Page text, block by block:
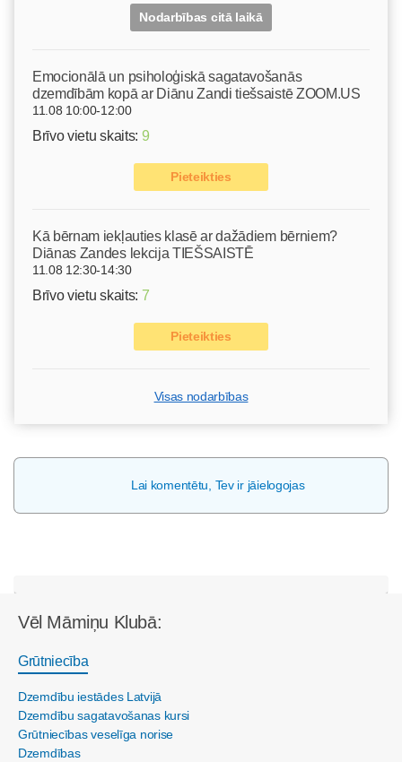
Nodarbības citā laikā
Emocionālā un psiholoģiskā sagatavošanās
dzemdībām kopā ar Diānu Zandi tiešsaistē ZOOM.US
11.08 10:00-12:00
Brīvo vietu skaits: 9
Pieteikties
Kā bērnam iekļauties klasē ar dažādiem bērniem?
Diānas Zandes lekcija TIEŠSAISTĒ
11.08 12:30-14:30
Brīvo vietu skaits: 7
Pieteikties
Visas nodarbības
Lai komentētu, Tev ir jāielogojas
Vēl Māmiņu Klubā:
Grūtniecība
Dzemdību iestādes Latvijā
Dzemdību sagatavošanas kursi
Grūtniecības veselīga norise
Dzemdības